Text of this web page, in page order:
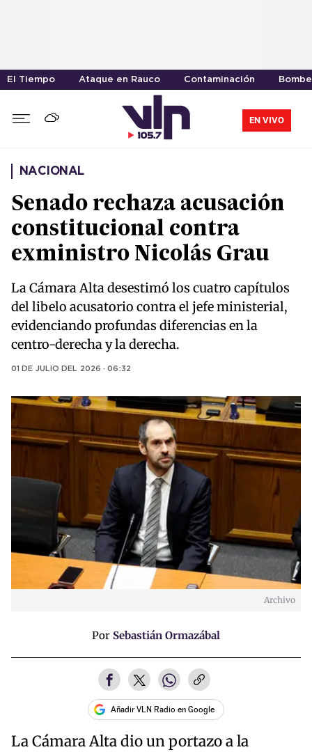
El Tiempo Ataque en Rauco Contaminación
EN VIVO
NACIONAL
Senado rechaza acusación
constitucional contra
exministro Nicolás Grau
La Cámara Alta desestimó los cuatro capítulos
del libelo acusatorio contra el jefe ministerial,
evidenciando profundas diferencias en la
centro-derecha y la derecha.
01 DE JULIO DEL 2026 · 06:32
Archivo
Por Sebastián Ormazábal
Añadir VLN Radio en Google
La Cámara Alta dio un portazo a la